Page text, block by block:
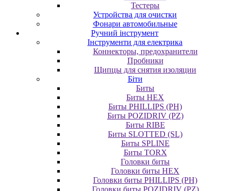
Тестеры
Устройства для очистки
Фонари автомобильные
Ручний інструмент
Інструменти для електрика
Коннекторы, предохранители
Пробники
Щипцы для снятия изоляции
Біти
Биты
Биты HEX
Биты PHILLIPS (PH)
Биты POZIDRIV (PZ)
Биты RIBE
Биты SLOTTED (SL)
Биты SPLINE
Биты TORX
Головки биты
Головки биты HEX
Головки биты PHILLIPS (PH)
Головки биты POZIDRIV (PZ)